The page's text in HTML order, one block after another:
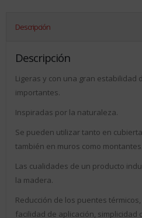
Descripción
Descripción
Ligeras y con una gran estabilidad
importantes.
Inspiradas por la naturaleza.
Se pueden utilizar tanto en
también en muros como montantes.
Las cualidades de un producto
la madera.
Reducción de los puentes
facilidad de aplicación, simplicidad